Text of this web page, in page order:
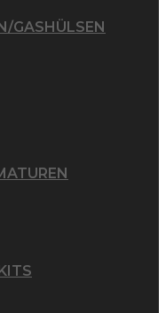
GASHÜLSEN